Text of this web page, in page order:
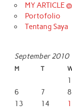
MY ARTICLE
Portofolio
Tentang Saya
September 2010
M T
1
6
7 8
13
14